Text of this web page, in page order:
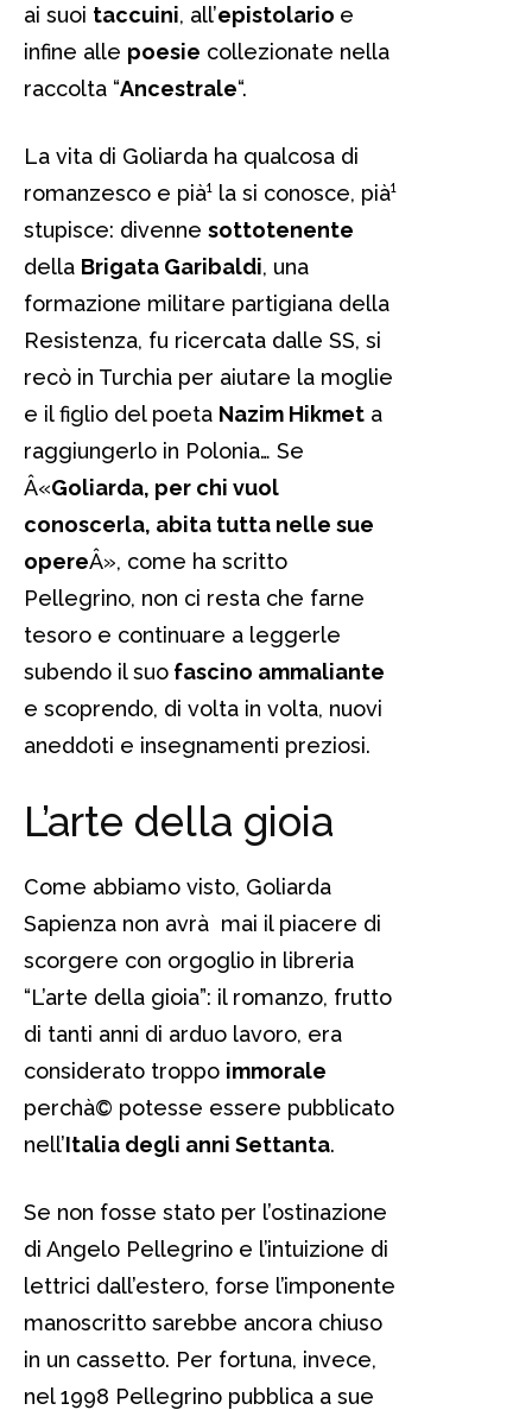
ai suoi taccuini, all’epistolario e
infine alle poesie collezionate nella
raccolta “Ancestrale“.
La vita di Goliarda ha qualcosa di
romanzesco e pià¹ la si conosce, pià¹
stupisce: divenne sottotenente
della Brigata Garibaldi, una
formazione militare partigiana della
Resistenza, fu ricercata dalle SS, si
recò in Turchia per aiutare la moglie
e il figlio del poeta Nazim Hikmet a
raggiungerlo in Polonia… Se
Â«Goliarda, per chi vuol
conoscerla, abita tutta nelle sue
opereÂ», come ha scritto
Pellegrino, non ci resta che farne
tesoro e continuare a leggerle
subendo il suo fascino ammaliante
e scoprendo, di volta in volta, nuovi
aneddoti e insegnamenti preziosi.
L’arte della gioia
Come abbiamo visto, Goliarda
Sapienza non avrà mai il piacere di
scorgere con orgoglio in libreria
“L’arte della gioia”: il romanzo, frutto
di tanti anni di arduo lavoro, era
considerato troppo immorale
perchà© potesse essere pubblicato
nell’Italia degli anni Settanta.
Se non fosse stato per l’ostinazione
di Angelo Pellegrino e l’intuizione di
lettrici dall’estero, forse l’imponente
manoscritto sarebbe ancora chiuso
in un cassetto. Per fortuna, invece,
nel 1998 Pellegrino pubblica a sue